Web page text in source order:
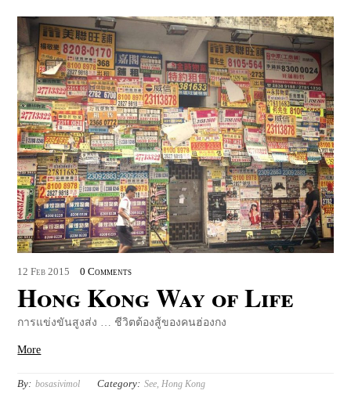
12 Feb 2015 0 Comments
Hong Kong Way of Life
การแข่งขันสูงส่ง … ชีวิตต้องสู้ของคนฮ่องกง
More
By: bosasivimol Category: See Hong Kong